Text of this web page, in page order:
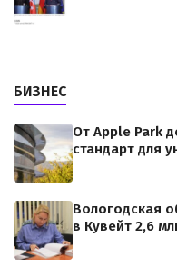
БИЗНЕС
От Apple Park
стандарт для
Вологодская
в Кувейт 2,6